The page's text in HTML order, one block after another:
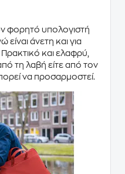
φορητό υπολογιστή
είναι άνετη και για
Πρακτικό και ελαφρύ
τη λαβή είτε από τον
να προσαρμοστεί.